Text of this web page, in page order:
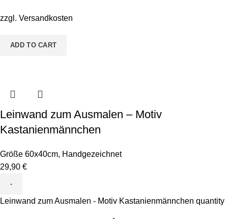
zzgl. Versandkosten
ADD TO CART
Leinwand zum Ausmalen – Motiv
Kastanienmännchen
Größe 60x40cm, Handgezeichnet
29,90 €
Leinwand zum Ausmalen - Motiv Kastanienmännchen quantity